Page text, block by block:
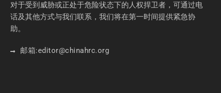
对于受到威胁或正处于危险状态下的人权捍卫者，可通过电
话及其他方式与我们联系，我们将在第一时间提供紧急协
助。
邮箱:editor@chinahrc.org